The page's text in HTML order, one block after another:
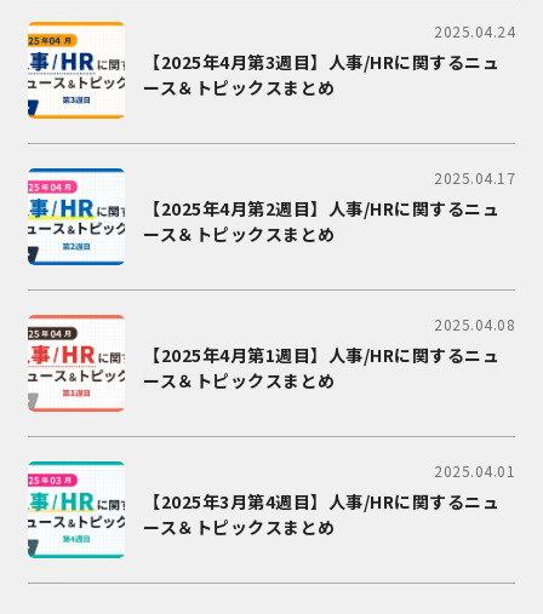
2025.04.24
【2025年4月第3週目】人事/HRに関するニュ
ース＆トピックスまとめ
2025.04.17
【2025年4月第2週目】人事/HRに関するニュ
ース＆トピックスまとめ
2025.04.08
【2025年4月第1週目】人事/HRに関するニュ
ース＆トピックスまとめ
2025.04.01
【2025年3月第4週目】人事/HRに関するニュ
ース＆トピックスまとめ